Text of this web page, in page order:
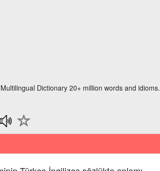
Dictionary 20+ million words and idioms.